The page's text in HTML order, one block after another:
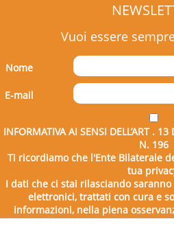
Vuoi essere
Nome
E-mail
INFORMATIVA AI SENSI DELL’ART .
N. 196
Ti ricordiamo che l'Ente Bilaterale
tua
I dati che ci stai rilasciando
elettronici, trattati con cura e
informazioni, nella piena
196/